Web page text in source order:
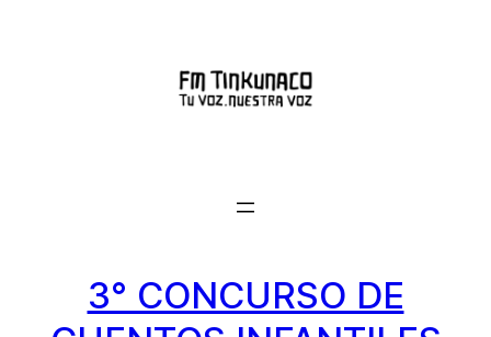
3° CONCURSO DE